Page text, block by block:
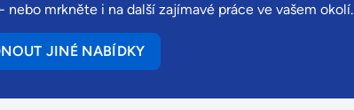
mrkněte i na další zajímavé práce ve vašem okolí.
JINÉ NABÍDKY